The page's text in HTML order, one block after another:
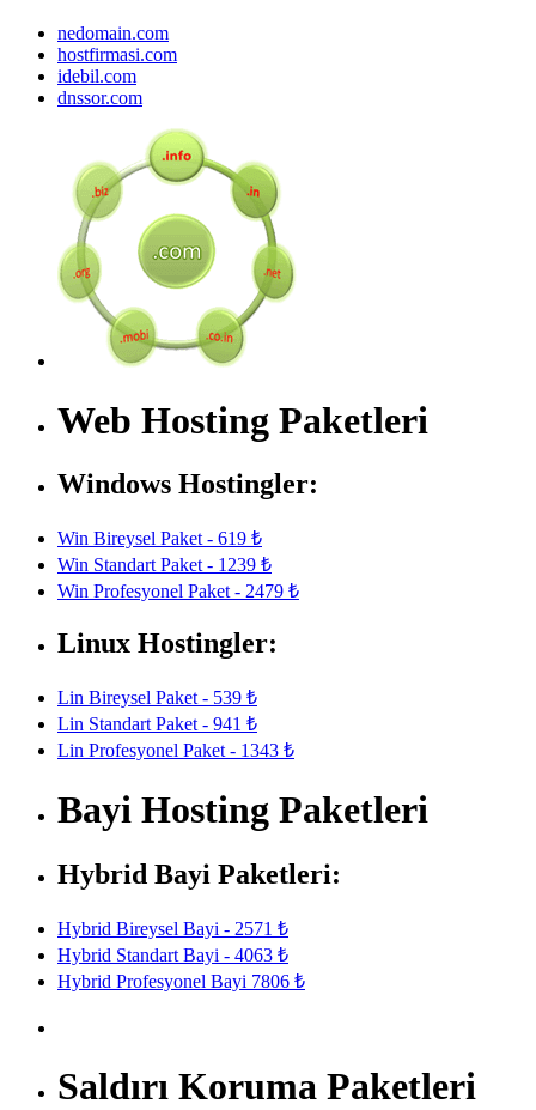
nedomain.com
hostfirmasi.com
idebil.com
dnssor.com
Web Hosting Paketleri
Windows Hostingler:
Win Bireysel Paket - 619 ₺
Win Standart Paket - 1239 ₺
Win Profesyonel Paket - 2479 ₺
Linux Hostingler:
Lin Bireysel Paket - 539 ₺
Lin Standart Paket - 941 ₺
Lin Profesyonel Paket - 1343 ₺
Bayi Hosting Paketleri
Hybrid Bayi Paketleri:
Hybrid Bireysel Bayi - 2571 ₺
Hybrid Standart Bayi - 4063 ₺
Hybrid Profesyonel Bayi 7806 ₺
Saldırı Koruma Paketleri